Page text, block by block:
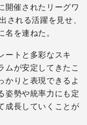
開催されたリーグワ
される活躍を見せ、
を連ねた。
ートと多彩なスキ
ムが安定してきたこ
かりと表現できるよ
姿勢や統率力にも定
成長していくことが